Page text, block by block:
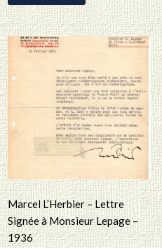
Marcel L’Herbier – Lettre
Signée à Monsieur Lepage –
1936